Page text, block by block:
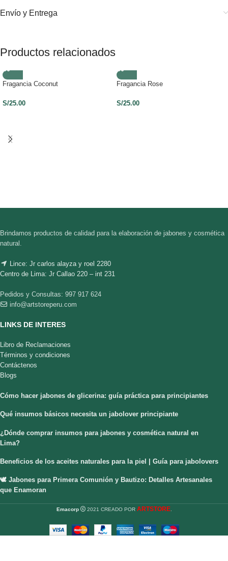
Envío y Entrega
Productos relacionados
Fragancia Coconut
S/25.00
Fragancia Rose
S/25.00
Brindamos productos de calidad para la elaboración de jabones y cosmética
natural.
Lince: Jr carlos alayza y roel 2280
Centro de Lima: Jr Callao 220 – int 231
Pedidos y Consultas: 997 917 624
info@artstoreperu.com
LINKS DE INTERES
Libro de Reclamaciones
Términos y condiciones
Contáctenos
Blogs
Cómo hacer jabones de glicerina: guía práctica para principiantes
Qué insumos básicos necesita un jabolover principiante
¿Dónde comprar insumos para jabones y cosmética natural en
Lima?
Beneficios de los aceites naturales para la piel | Guía para jabolovers
🕊️ Jabones para Primera Comunión y Bautizo: Detalles Artesanales
que Enamoran
Emacorp 2021 CREADO POR ARTSTORE.